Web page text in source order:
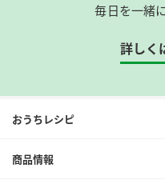
毎日を一緒
詳しく
おうちレシピ
商品情報